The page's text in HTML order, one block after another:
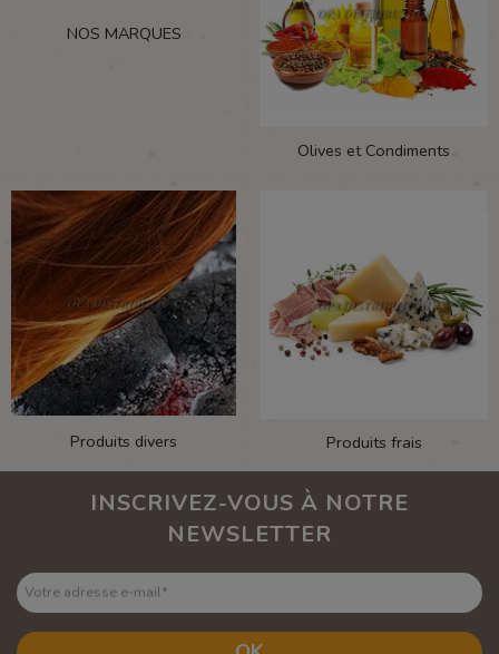
NOS MARQUES
Olives et Condiments
Produits divers Produits frais
INSCRIVEZ-VOUS À NOTRE
NEWSLETTER
Votre adresse e-mail*